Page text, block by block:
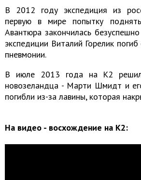
В 2012 году экспедиция из
первую в мире попытку
Авантюра закончилась
экспедиции Виталий Горелик
пневмонии.
В июле 2013 года на К2
новозеландца - Марти Шмидт и
погибли из-за лавины, которая
На видео - восхождение на К2: